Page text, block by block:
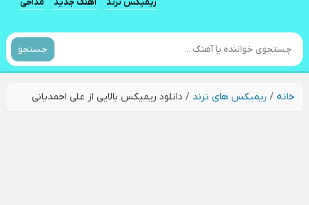
جستجو
خانه/ ریمیکس های ترند / دانلود ریمیکس بالایی از علی احمدیانی